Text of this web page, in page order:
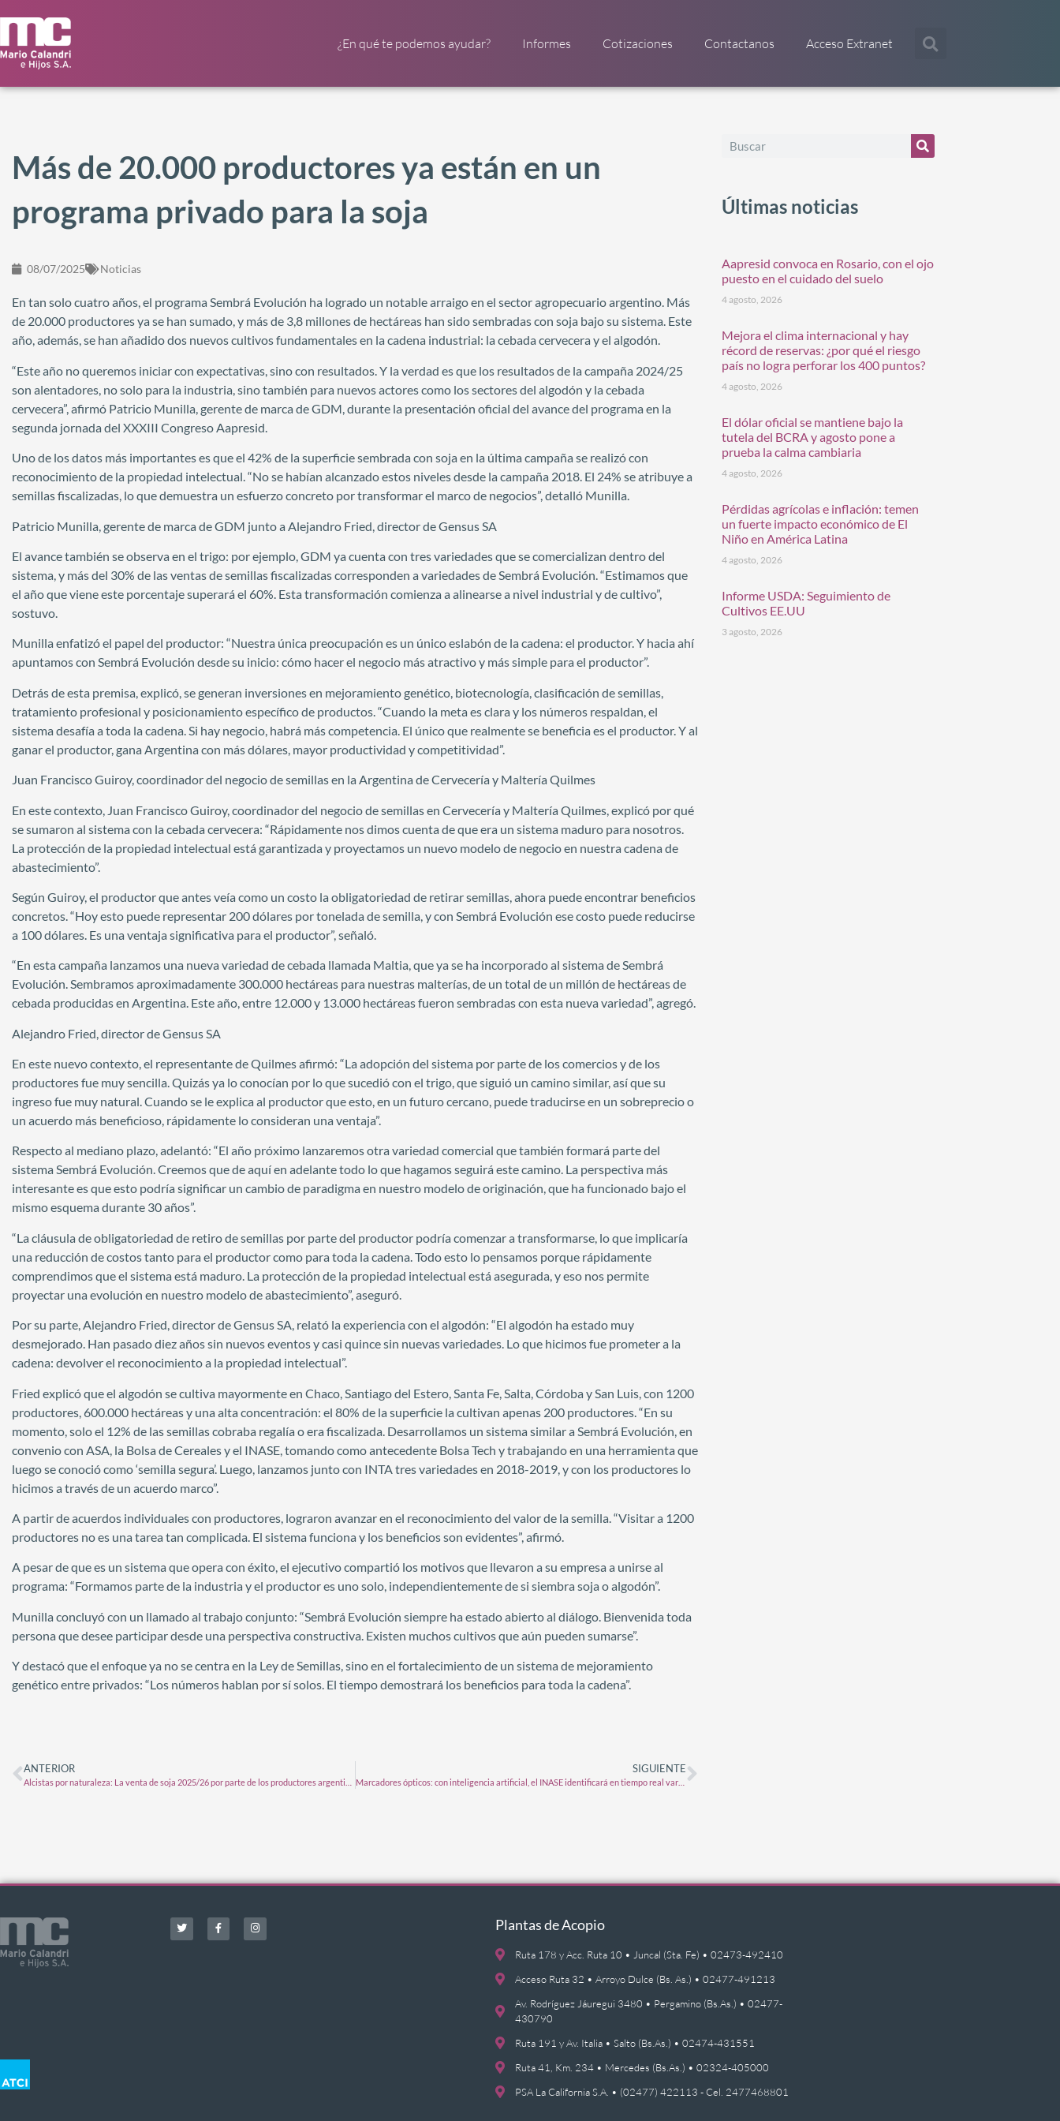
¿En qué te podemos ayudar? Informes Cotizaciones Contactanos Acceso Extranet
Más de 20.000 productores ya están en un
programa privado para la soja
08/07/2025 Noticias
En tan solo cuatro años, el programa Sembrá Evolución ha logrado un notable arraigo en el sector agropecuario argentino. Más
de 20.000 productores ya se han sumado, y más de 3,8 millones de hectáreas han sido sembradas con soja bajo su sistema. Este
año, además, se han añadido dos nuevos cultivos fundamentales en la cadena industrial: la cebada cervecera y el algodón.
“Este año no queremos iniciar con expectativas, sino con resultados. Y la verdad es que los resultados de la campaña 2024/25
son alentadores, no solo para la industria, sino también para nuevos actores como los sectores del algodón y la cebada
cervecera”, afirmó Patricio Munilla, gerente de marca de GDM, durante la presentación oficial del avance del programa en la
segunda jornada del XXXIII Congreso Aapresid.
Uno de los datos más importantes es que el 42% de la superficie sembrada con soja en la última campaña se realizó con
reconocimiento de la propiedad intelectual. “No se habían alcanzado estos niveles desde la campaña 2018. El 24% se atribuye a
semillas fiscalizadas, lo que demuestra un esfuerzo concreto por transformar el marco de negocios”, detalló Munilla.
Patricio Munilla, gerente de marca de GDM junto a Alejandro Fried, director de Gensus SA
El avance también se observa en el trigo: por ejemplo, GDM ya cuenta con tres variedades que se comercializan dentro del
sistema, y más del 30% de las ventas de semillas fiscalizadas corresponden a variedades de Sembrá Evolución. “Estimamos que
el año que viene este porcentaje superará el 60%. Esta transformación comienza a alinearse a nivel industrial y de cultivo”,
sostuvo.
Munilla enfatizó el papel del productor: “Nuestra única preocupación es un único eslabón de la cadena: el productor. Y hacia ahí
apuntamos con Sembrá Evolución desde su inicio: cómo hacer el negocio más atractivo y más simple para el productor”.
Detrás de esta premisa, explicó, se generan inversiones en mejoramiento genético, biotecnología, clasificación de semillas,
tratamiento profesional y posicionamiento específico de productos. “Cuando la meta es clara y los números respaldan, el
sistema desafía a toda la cadena. Si hay negocio, habrá más competencia. El único que realmente se beneficia es el productor. Y al
ganar el productor, gana Argentina con más dólares, mayor productividad y competitividad”.
Juan Francisco Guiroy, coordinador del negocio de semillas en la Argentina de Cervecería y Maltería Quilmes
En este contexto, Juan Francisco Guiroy, coordinador del negocio de semillas en Cervecería y Maltería Quilmes, explicó por qué
se sumaron al sistema con la cebada cervecera: “Rápidamente nos dimos cuenta de que era un sistema maduro para nosotros.
La protección de la propiedad intelectual está garantizada y proyectamos un nuevo modelo de negocio en nuestra cadena de
abastecimiento”.
Según Guiroy, el productor que antes veía como un costo la obligatoriedad de retirar semillas, ahora puede encontrar beneficios
concretos. “Hoy esto puede representar 200 dólares por tonelada de semilla, y con Sembrá Evolución ese costo puede reducirse
a 100 dólares. Es una ventaja significativa para el productor”, señaló.
“En esta campaña lanzamos una nueva variedad de cebada llamada Maltia, que ya se ha incorporado al sistema de Sembrá
Evolución. Sembramos aproximadamente 300.000 hectáreas para nuestras malterías, de un total de un millón de hectáreas de
cebada producidas en Argentina. Este año, entre 12.000 y 13.000 hectáreas fueron sembradas con esta nueva variedad”, agregó.
Alejandro Fried, director de Gensus SA
En este nuevo contexto, el representante de Quilmes afirmó: “La adopción del sistema por parte de los comercios y de los
productores fue muy sencilla. Quizás ya lo conocían por lo que sucedió con el trigo, que siguió un camino similar, así que su
ingreso fue muy natural. Cuando se le explica al productor que esto, en un futuro cercano, puede traducirse en un sobreprecio o
un acuerdo más beneficioso, rápidamente lo consideran una ventaja”.
Respecto al mediano plazo, adelantó: “El año próximo lanzaremos otra variedad comercial que también formará parte del
sistema Sembrá Evolución. Creemos que de aquí en adelante todo lo que hagamos seguirá este camino. La perspectiva más
interesante es que esto podría significar un cambio de paradigma en nuestro modelo de originación, que ha funcionado bajo el
mismo esquema durante 30 años”.
“La cláusula de obligatoriedad de retiro de semillas por parte del productor podría comenzar a transformarse, lo que implicaría
una reducción de costos tanto para el productor como para toda la cadena. Todo esto lo pensamos porque rápidamente
comprendimos que el sistema está maduro. La protección de la propiedad intelectual está asegurada, y eso nos permite
proyectar una evolución en nuestro modelo de abastecimiento”, aseguró.
Por su parte, Alejandro Fried, director de Gensus SA, relató la experiencia con el algodón: “El algodón ha estado muy
desmejorado. Han pasado diez años sin nuevos eventos y casi quince sin nuevas variedades. Lo que hicimos fue prometer a la
cadena: devolver el reconocimiento a la propiedad intelectual”.
Fried explicó que el algodón se cultiva mayormente en Chaco, Santiago del Estero, Santa Fe, Salta, Córdoba y San Luis, con 1200
productores, 600.000 hectáreas y una alta concentración: el 80% de la superficie la cultivan apenas 200 productores. “En su
momento, solo el 12% de las semillas cobraba regalía o era fiscalizada. Desarrollamos un sistema similar a Sembrá Evolución, en
convenio con ASA, la Bolsa de Cereales y el INASE, tomando como antecedente Bolsa Tech y trabajando en una herramienta que
luego se conoció como ‘semilla segura’. Luego, lanzamos junto con INTA tres variedades en 2018-2019, y con los productores lo
hicimos a través de un acuerdo marco”.
A partir de acuerdos individuales con productores, lograron avanzar en el reconocimiento del valor de la semilla. “Visitar a 1200
productores no es una tarea tan complicada. El sistema funciona y los beneficios son evidentes”, afirmó.
A pesar de que es un sistema que opera con éxito, el ejecutivo compartió los motivos que llevaron a su empresa a unirse al
programa: “Formamos parte de la industria y el productor es uno solo, independientemente de si siembra soja o algodón”.
Munilla concluyó con un llamado al trabajo conjunto: “Sembrá Evolución siempre ha estado abierto al diálogo. Bienvenida toda
persona que desee participar desde una perspectiva constructiva. Existen muchos cultivos que aún pueden sumarse”.
Y destacó que el enfoque ya no se centra en la Ley de Semillas, sino en el fortalecimiento de un sistema de mejoramiento
genético entre privados: “Los números hablan por sí solos. El tiempo demostrará los beneficios para toda la cadena”.
ANTERIOR SIGUIENTE
Marcadores ópticos: con inteligencia artificial, el INASE identificará en tiempo real variedades de soja
Últimas noticias
Aapresid convoca en Rosario, con el ojo
puesto en el cuidado del suelo
4 agosto, 2026
Mejora el clima internacional y hay
récord de reservas: ¿por qué el riesgo
país no logra perforar los 400 puntos?
4 agosto, 2026
El dólar oficial se mantiene bajo la
tutela del BCRA y agosto pone a
prueba la calma cambiaria
4 agosto, 2026
Pérdidas agrícolas e inflación: temen
un fuerte impacto económico de El
Niño en América Latina
4 agosto, 2026
Informe USDA: Seguimiento de
Cultivos EE.UU
3 agosto, 2026
Plantas de Acopio
Ruta 178 y Acc. Ruta 10 • Juncal (Sta. Fe) • 02473-492410
Acceso Ruta 32 • Arroyo Dulce (Bs. As.) • 02477-491213
Av. Rodríguez Jáuregui 3480 • Pergamino (Bs.As.) • 02477-
430790
Ruta 191 y Av. Italia • Salto (Bs.As.) • 02474-431551
Ruta 41, Km. 234 • Mercedes (Bs.As.) • 02324-405000
PSA La California S.A. • (02477) 422113 - Cel. 2477468801